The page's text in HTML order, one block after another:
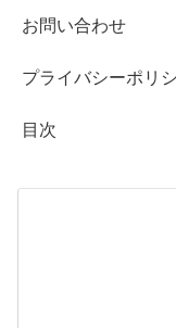
お問い合わせ
プライバシーポリ
目次